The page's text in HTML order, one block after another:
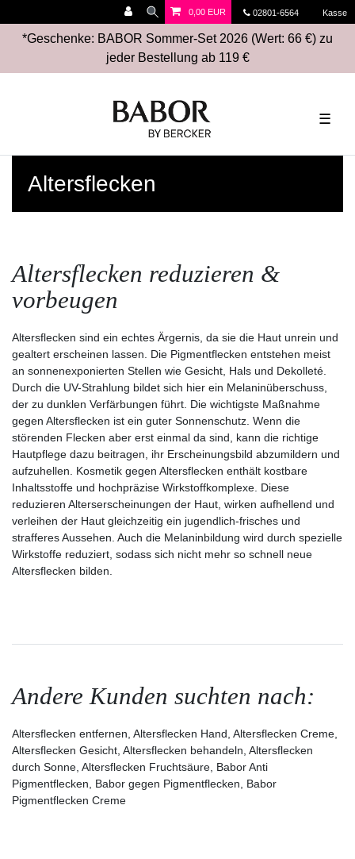
02801-6564 Kasse
0,00 EUR
*Geschenke: BABOR Sommer-Set 2026 (Wert: 66 €) zu
jeder Bestellung ab 119 €
☰
Altersflecken
Altersflecken reduzieren &
vorbeugen
Altersflecken sind ein echtes Ärgernis, da sie die Haut unrein und
gealtert erscheinen lassen. Die Pigmentflecken entstehen meist
an sonnenexponierten Stellen wie Gesicht, Hals und Dekolleté.
Durch die UV-Strahlung bildet sich hier ein Melaninüberschuss,
der zu dunklen Verfärbungen führt. Die wichtigste Maßnahme
gegen Altersflecken ist ein guter Sonnenschutz. Wenn die
störenden Flecken aber erst einmal da sind, kann die richtige
Hautpflege dazu beitragen, ihr Erscheinungsbild abzumildern und
aufzuhellen. Kosmetik gegen Altersflecken enthält kostbare
Inhaltsstoffe und hochpräzise Wirkstoffkomplexe. Diese
reduzieren Alterserscheinungen der Haut, wirken aufhellend und
verleihen der Haut gleichzeitig ein jugendlich-frisches und
strafferes Aussehen. Auch die Melaninbildung wird durch spezielle
Wirkstoffe reduziert, sodass sich nicht mehr so schnell neue
Altersflecken bilden.
Andere Kunden suchten nach:
Altersflecken entfernen, Altersflecken Hand, Altersflecken Creme,
Altersflecken Gesicht, Altersflecken behandeln, Altersflecken
durch Sonne, Altersflecken Fruchtsäure, Babor Anti
Pigmentflecken, Babor gegen Pigmentflecken, Babor
Pigmentflecken Creme